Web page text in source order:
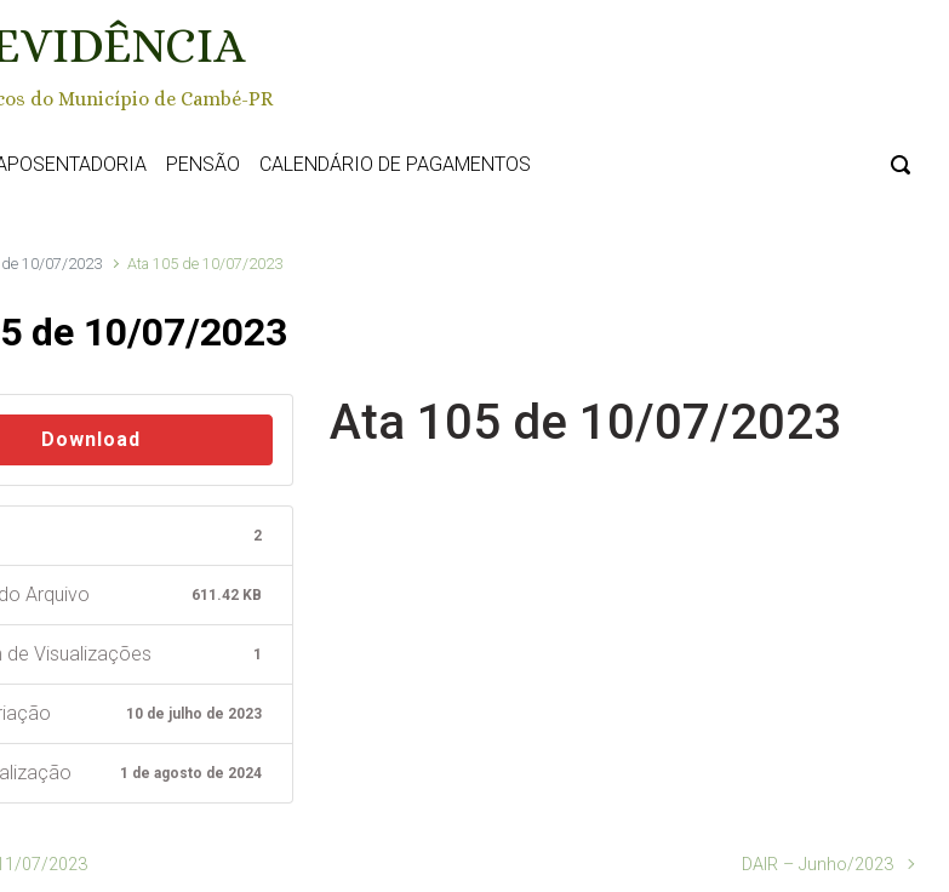
do Município de Cambé-PR
PENSÃO CALENDÁRIO DE PAGAMENTOS
10/07/2023 Ata 105 de 10/07/2023
de 10/07/2023
Download
2
Arquivo 611.42 KB
de Visualizações 1
10 de julho de 2023
1 de agosto de 2024
Ata 105 de 10/07/2023
07/2023 DAIR – Junho/2023